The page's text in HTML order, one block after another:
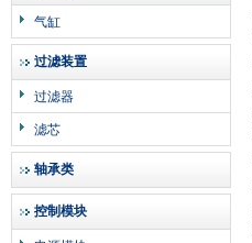
气缸
过滤装置
过滤器
滤芯
轴承类
控制模块